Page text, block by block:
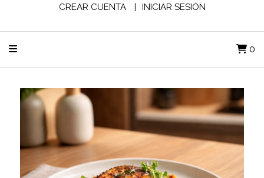
CREAR CUENTA INICIAR SESIÓN
0